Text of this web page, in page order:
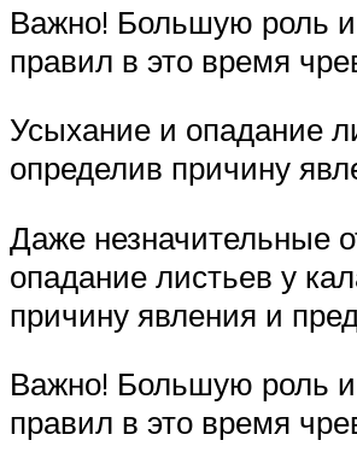
Важно! Большую роль
правил в это время
Усыхание и опадание
определив причину
Даже незначительные
опадание листьев у
причину явления и
Важно! Большую роль
правил в это время